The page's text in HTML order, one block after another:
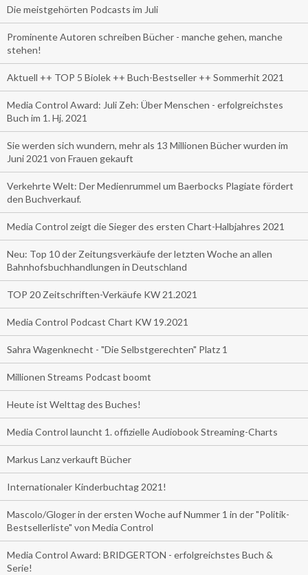
Die meistgehörten Podcasts im Juli
Prominente Autoren schreiben Bücher - manche gehen, manche
stehen!
Aktuell ++ TOP 5 Biolek ++ Buch-Bestseller ++ Sommerhit 2021
Media Control Award: Juli Zeh: Über Menschen - erfolgreichstes
Buch im 1. Hj. 2021
Sie werden sich wundern, mehr als 13 Millionen Bücher wurden im
Juni 2021 von Frauen gekauft
Verkehrte Welt: Der Medienrummel um Baerbocks Plagiate fördert
den Buchverkauf.
Media Control zeigt die Sieger des ersten Chart-Halbjahres 2021
Neu: Top 10 der Zeitungsverkäufe der letzten Woche an allen
Bahnhofsbuchhandlungen in Deutschland
TOP 20 Zeitschriften-Verkäufe KW 21.2021
Media Control Podcast Chart KW 19.2021
Sahra Wagenknecht - "Die Selbstgerechten" Platz 1
Millionen Streams Podcast boomt
Heute ist Welttag des Buches!
Media Control launcht 1. offizielle Audiobook Streaming-Charts
Markus Lanz verkauft Bücher
Internationaler Kinderbuchtag 2021!
Mascolo/Gloger in der ersten Woche auf Nummer 1 in der "Politik-
Bestsellerliste" von Media Control
Media Control Award: BRIDGERTON - erfolgreichstes Buch &
Serie!